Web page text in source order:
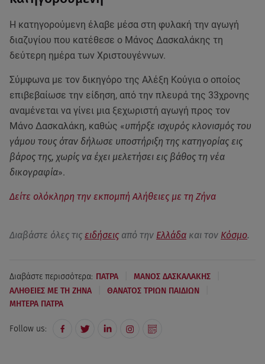
Η κατηγορούμενη έλαβε μέσα στη φυλακή την αγωγή
διαζυγίου που κατέθεσε ο Μάνος Δασκαλάκης τη
δεύτερη ημέρα των Χριστουγέννων.
Σύμφωνα με τον δικηγόρο της Αλέξη Κούγια ο οποίος
επιβεβαίωσε την είδηση, από την πλευρά της 33χρονης
αναμένεται να γίνει μια ξεχωριστή αγωγή προς τον
Μάνο Δασκαλάκη, καθώς «υπήρξε ισχυρός κλονισμός του
γάμου τους όταν δήλωσε υποστήριξη της κατηγορίας εις
βάρος της, χωρίς να έχει μελετήσει εις βάθος τη νέα
δικογραφία».
Δείτε ολόκληρη την εκπομπή Αλήθειες με τη Ζήνα
Διαβάστε όλες τις ειδήσεις από την Ελλάδα και τον Κόσμο.
Διαβάστε περισσότερα: ΠΑΤΡΑ ΜΑΝΟΣ ΔΑΣΚΑΛΑΚΗΣ
ΑΛΗΘΕΙΕΣ ΜΕ ΤΗ ΖΗΝΑ ΘΑΝΑΤΟΣ ΤΡΙΩΝ ΠΑΙΔΙΩΝ
ΜΗΤΕΡΑ ΠΑΤΡΑ
Follow us: